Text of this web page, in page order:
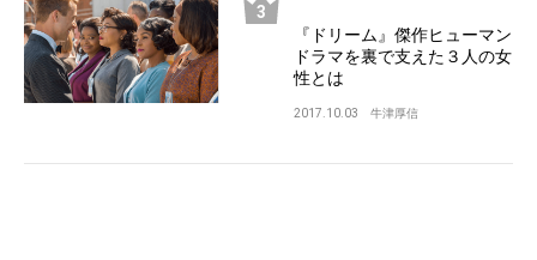
『ドリーム』傑作ヒューマン
ドラマを裏で支えた３人の女
性とは
2017.10.03 牛津厚信